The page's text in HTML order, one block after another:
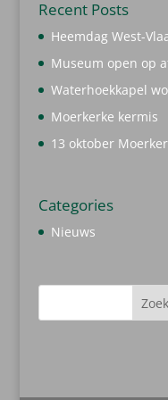
Recent Posts
Heemdag West-
Museum open op
Waterhoekkapel
Moerkerke kermis
13 oktober
Categories
Nieuws